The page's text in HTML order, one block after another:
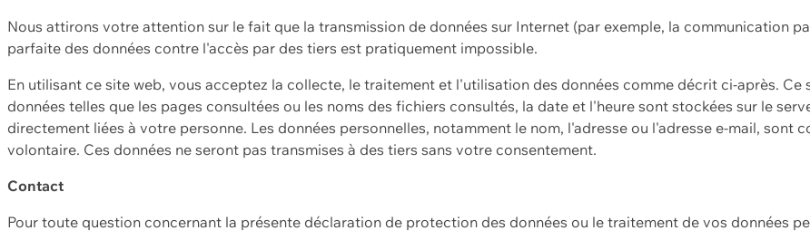
Nous attirons votre attention sur le fait que la transmission de données sur Internet (par exemple, la communication
parfaite des données contre l'accès par des tiers est pratiquement impossible.
En utilisant ce site web, vous acceptez la collecte, le traitement et l'utilisation des données comme décrit ci-après.
données telles que les pages consultées ou les noms des fichiers consultés, la date et l'heure sont stockées sur le
directement liées à votre personne. Les données personnelles, notamment le nom, l'adresse ou l'adresse e-mail, sont
volontaire. Ces données ne seront pas transmises à des tiers sans votre consentement.
Contact
Pour toute question concernant la présente déclaration de protection des données ou le traitement de vos données